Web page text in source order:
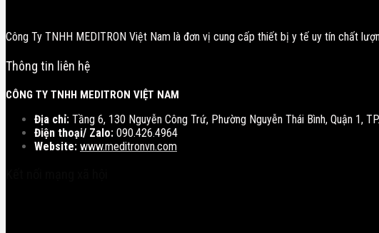
Công Ty TNHH MEDITRON Việt Nam là đơn vị cung cấp thiết bị y tế uy tín chất
Thông tin liên hệ
CÔNG TY TNHH MEDITRON VIỆT NAM
Địa chỉ: Tầng 6, 130 Nguyễn Công Trứ, Phường Nguyễn Thái Bình, Quận 1,
Điện thoại/ Zalo: 090.426.4964
Website: www.meditronvn.com